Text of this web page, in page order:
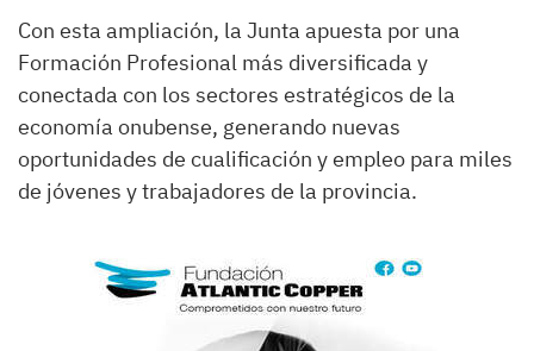
Con esta ampliación, la Junta apuesta por una
Formación Profesional más diversificada y
conectada con los sectores estratégicos de la
economía onubense, generando nuevas
oportunidades de cualificación y empleo para miles
de jóvenes y trabajadores de la provincia.